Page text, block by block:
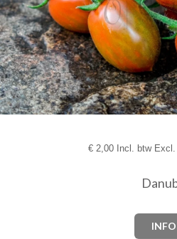
€2,00 Incl. btw Excl.
INFO